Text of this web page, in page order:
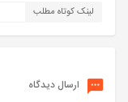
لینک کوتاه مطلب
ارسال دیدگاه